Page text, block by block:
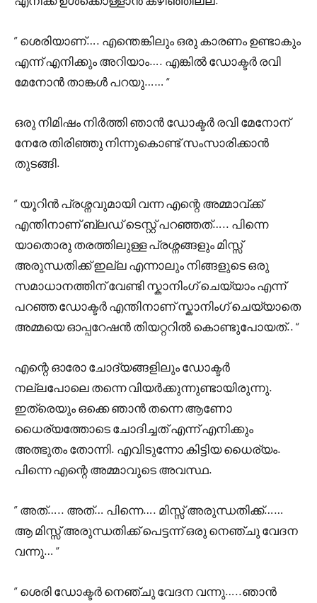
” ശെരിയാണ്…. എന്തെങ്കിലും ഒരു കാരണം ഉണ്ടാകും
എന്ന് എനിക്കും അറിയാം…. എങ്കിൽ ഡോക്ടർ രവി
മേനോൻ താങ്കൾ പറയു…… “
ഒരു നിമിഷം നിർത്തി ഞാൻ ഡോക്ടർ രവി മേനോന്
നേരേ തിരിഞ്ഞു നിന്നുകൊണ്ട് സംസാരിക്കാൻ
തുടങ്ങി.
” യൂറിൻ പ്രശ്നവുമായി വന്ന എന്റെ അമ്മാവ്ക്ക്
എന്തിനാണ് ബ്ലഡ്‌ ടെസ്റ്റ്‌ പറഞ്ഞത്….. പിന്നെ
യാതൊരു തരത്തിലുള്ള പ്രശ്നങ്ങളും മിസ്സ്‌
അരുന്ധതിക്ക് ഇല്ല എന്നാലും നിങ്ങളുടെ ഒരു
സമാധാനത്തിന് വേണ്ടി സ്കാനിംഗ് ചെയ്യാം എന്ന്
പറഞ്ഞ ഡോക്ടർ എന്തിനാണ് സ്കാനിംഗ് ചെയ്യാതെ
അമ്മയെ ഓപ്പറേഷൻ തിയറ്ററിൽ കൊണ്ടുപോയത്.. “
എന്റെ ഓരോ ചോദ്യങ്ങളിലും ഡോക്ടർ
നല്ലപോലെ തന്നെ വിയർക്കുന്നുണ്ടായിരുന്നു.
ഇത്രെയും ഒക്കെ ഞാൻ തന്നെ ആണോ
ധൈര്യത്തോടെ ചോദിച്ചത് എന്ന് എനിക്കും
അത്ഭുതം തോന്നി. എവിടുന്നോ കിട്ടിയ ധൈര്യം.
പിന്നെ എന്റെ അമ്മാവുടെ അവസ്ഥ.
” അത്….. അത്… പിന്നെ…. മിസ്സ്‌ അരുന്ധതിക്ക്……
ആ മിസ്സ്‌ അരുന്ധതിക്ക് പെട്ടന്ന് ഒരു നെഞ്ചു വേദന
വന്നു… “
” ശെരി ഡോക്ടർ നെഞ്ചു വേദന വന്നു…..ഞാൻ